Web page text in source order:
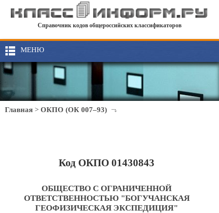
Справочник кодов общероссийских классификаторов
МЕНЮ
Главная > ОКПО (ОК 007–93)
Код ОКПО 01430843
ОБЩЕСТВО С ОГРАНИЧЕННОЙ
ОТВЕТСТВЕННОСТЬЮ "БОГУЧАНСКАЯ
ГЕОФИЗИЧЕСКАЯ ЭКСПЕДИЦИЯ"